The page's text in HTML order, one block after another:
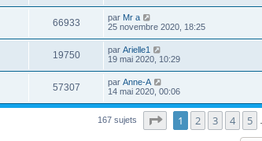
66933 par Mr a
25 novembre 2020, 18:25
19750 par Arielle1
19 mai 2020, 10:29
57307 par Anne-A
14 mai 2020, 00:06
167 sujets Page sur 7
1 2 3 4 5